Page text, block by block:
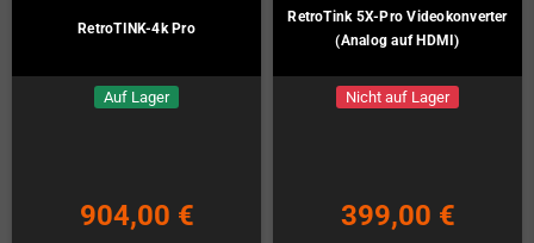
RetroTINK-4k Pro
Auf Lager
904,00 €
RetroTink 5X-Pro Videokonverter
(Analog auf HDMI)
Nicht auf Lager
399,00 €